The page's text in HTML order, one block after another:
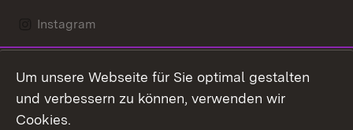
Instagram
Mastodon
Youtube
Um unsere Webseite für Sie optimal gestalten
und verbessern zu können, verwenden wir
Cookies.